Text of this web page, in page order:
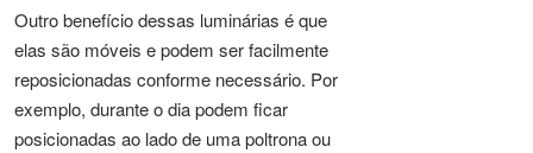
Outro benefício dessas luminárias é que
elas são móveis e podem ser facilmente
reposicionadas conforme necessário. Por
exemplo, durante o dia podem ficar
posicionadas ao lado de uma poltrona ou